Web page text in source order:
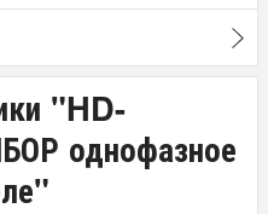
"HD-
однофазное